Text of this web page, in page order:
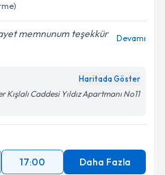
memnunum teşekkür
Devamı
Haritada Göster
Caddesi Yıldız Apartmanı No11
17:00 Daha Fazla